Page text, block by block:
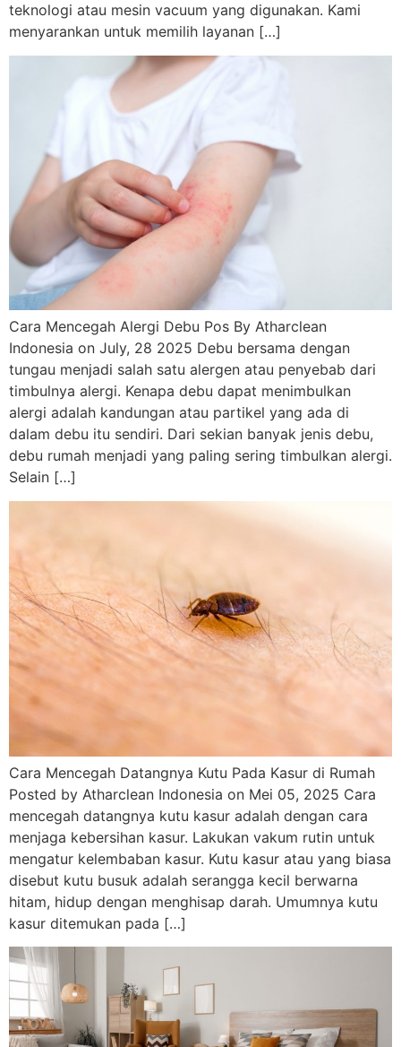
teknologi atau mesin vacuum yang digunakan. Kami
menyarankan untuk memilih layanan […]
Cara Mencegah Alergi Debu Pos By Atharclean
Indonesia on July, 28 2025 Debu bersama dengan
tungau menjadi salah satu alergen atau penyebab dari
timbulnya alergi. Kenapa debu dapat menimbulkan
alergi adalah kandungan atau partikel yang ada di
dalam debu itu sendiri. Dari sekian banyak jenis debu,
debu rumah menjadi yang paling sering timbulkan alergi.
Selain […]
Cara Mencegah Datangnya Kutu Pada Kasur di Rumah
Posted by Atharclean Indonesia on Mei 05, 2025 Cara
mencegah datangnya kutu kasur adalah dengan cara
menjaga kebersihan kasur. Lakukan vakum rutin untuk
mengatur kelembaban kasur. Kutu kasur atau yang biasa
disebut kutu busuk adalah serangga kecil berwarna
hitam, hidup dengan menghisap darah. Umumnya kutu
kasur ditemukan pada […]